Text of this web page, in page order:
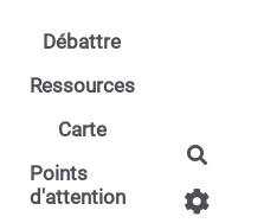
Débattre
Ressources
Carte
Points
d'attention